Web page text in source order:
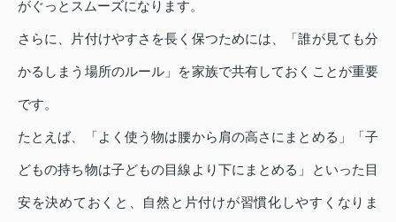
がぐっとスムーズになります。
さらに、片付けやすさを長く保つためには、「誰が見ても分
かるしまう場所のルール」を家族で共有しておくことが重要
です。
たとえば、「よく使う物は腰から肩の高さにまとめる」「子
どもの持ち物は子どもの目線より下にまとめる」といった目
安を決めておくと、自然と片付けが習慣化しやすくなりま